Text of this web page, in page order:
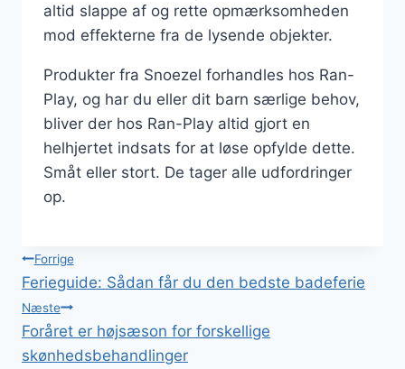
altid slappe af og rette opmærksomheden
mod effekterne fra de lysende objekter.
Produkter fra Snoezel forhandles hos Ran-
Play, og har du eller dit barn særlige behov,
bliver der hos Ran-Play altid gjort en
helhjertet indsats for at løse opfylde dette.
Småt eller stort. De tager alle udfordringer
op.
Indlægsnavigation
Forrige
Ferieguide: Sådan får du den bedste badeferie
Næste
Foråret er højsæson for forskellige
skønhedsbehandlinger